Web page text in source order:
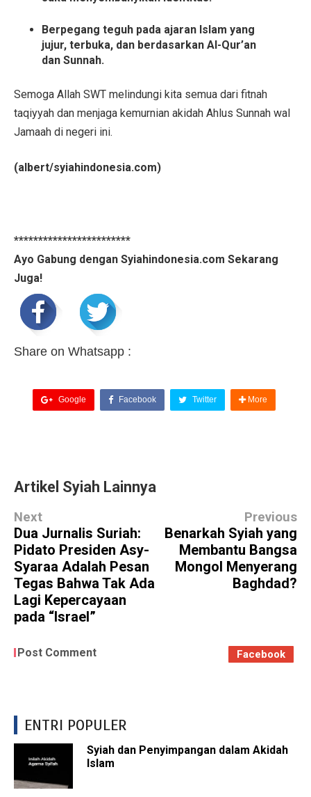
Berpegang teguh pada ajaran Islam yang
jujur, terbuka, dan berdasarkan Al-Qur’an
dan Sunnah.
Semoga Allah SWT melindungi kita semua dari fitnah
taqiyyah dan menjaga kemurnian akidah Ahlus Sunnah wal
Jamaah di negeri ini.
(albert/syiahindonesia.com)
************************
Ayo Gabung dengan Syiahindonesia.com Sekarang
Juga!
Share on Whatsapp :
Google Facebook Twitter More
Artikel Syiah Lainnya
Next
Dua Jurnalis Suriah:
Pidato Presiden Asy-
Syaraa Adalah Pesan
Tegas Bahwa Tak Ada
Lagi Kepercayaan
pada “Israel”
Previous
Benarkah Syiah yang
Membantu Bangsa
Mongol Menyerang
Baghdad?
Post Comment Facebook
ENTRI POPULER
Syiah dan Penyimpangan dalam Akidah
Islam